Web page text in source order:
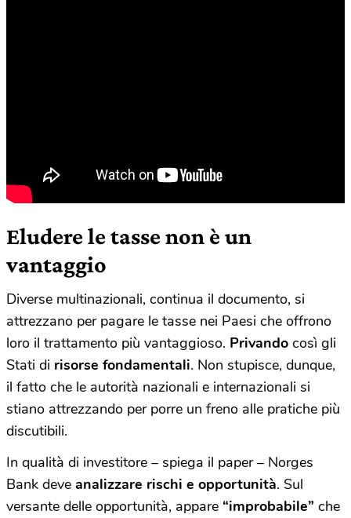
Eludere le tasse non è un
vantaggio
Diverse multinazionali, continua il documento, si
attrezzano per pagare le tasse nei Paesi che offrono
loro il trattamento più vantaggioso. Privando così gli
Stati di risorse fondamentali. Non stupisce, dunque,
il fatto che le autorità nazionali e internazionali si
stiano attrezzando per porre un freno alle pratiche più
discutibili.
In qualità di investitore – spiega il paper – Norges
Bank deve analizzare rischi e opportunità. Sul
versante delle opportunità, appare “improbabile” che